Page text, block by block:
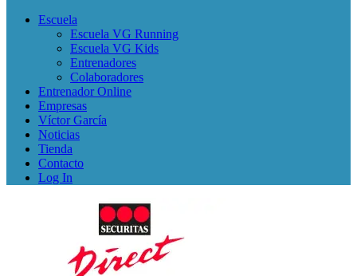
Escuela
Escuela VG Running
Escuela VG Kids
Entrenadores
Colaboradores
Entrenador Online
Empresas
Víctor García
Noticias
Tienda
Contacto
Log In